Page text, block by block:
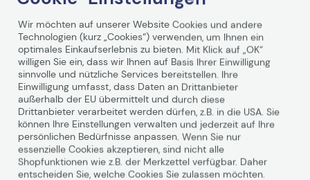
Technische Daten
PDF-Datenblatt
Allgemein
Wir möchten auf unserer Website Cookies und andere
Technologien (kurz „Cookies“) verwenden, um Ihnen ein
optimales Einkaufserlebnis zu bieten. Mit Klick auf „OK“
willigen Sie ein, dass wir Ihnen auf Basis Ihrer Einwilligung
sinnvolle und nützliche Services bereitstellen. Ihre
Einwilligung umfasst, dass Daten an Drittanbieter
außerhalb der EU übermittelt und durch diese
Drittanbieter verarbeitet werden dürfen, z.B. in die USA. Sie
können Ihre Einstellungen verwalten und jederzeit auf Ihre
persönlichen Bedürfnisse anpassen. Wenn Sie nur
essenzielle Cookies akzeptieren, sind nicht alle
Shopfunktionen wie z.B. der Merkzettel verfügbar. Daher
entscheiden Sie, welche Cookies Sie zulassen möchten.